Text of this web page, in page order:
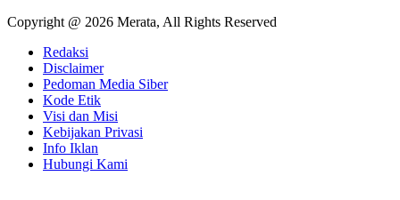
Copyright @ 2026 Merata, All Rights Reserved
Redaksi
Disclaimer
Pedoman Media Siber
Kode Etik
Visi dan Misi
Kebijakan Privasi
Info Iklan
Hubungi Kami